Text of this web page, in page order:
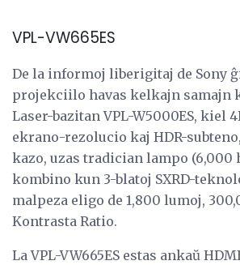
VPL-VW665ES
De la informoj liberigitaj de Sony
projekciilo havas kelkajn samajn
Laser-bazitan VPL-W5000ES, kiel
ekrano-rezolucio kaj HDR-
kazo, uzas tradician lampo (6,000
kombino kun 3-blatoj SXRD-
malpeza eligo de 1,800 lumoj,
Kontrasta Ratio.
La VPL-VW665ES estas ankaŭ